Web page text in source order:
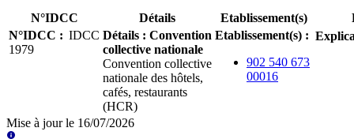
N°IDCC Détails Etablissement(s)
N°IDCC : IDCC
1979
Détails : Convention
collective nationale
Convention collective
nationale des hôtels,
cafés, restaurants
(HCR)
Etablissement(s) :
902 540 673
00016
Mise à jour le 16/07/2026